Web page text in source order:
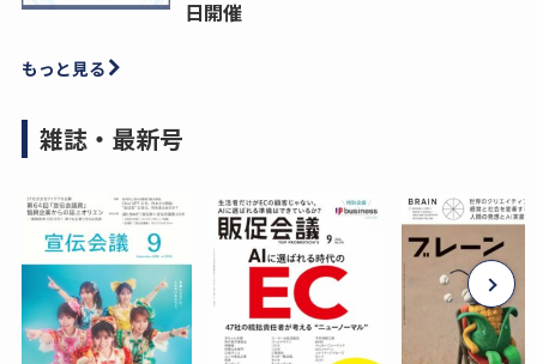
日開催
もっと見る
雑誌・最新号